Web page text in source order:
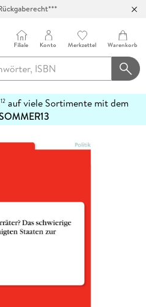
Filiale Konto Merkzettel Warenkorb
12auf viele Sortimente mit dem